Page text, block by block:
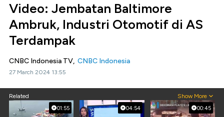
Video: Jembatan Baltimore
Ambruk, Industri Otomotif di AS
Terdampak
CNBC Indonesia TV, CNBC Indonesia
27 March 2024 13:55
Related Show More
01:55 04:54 00:45